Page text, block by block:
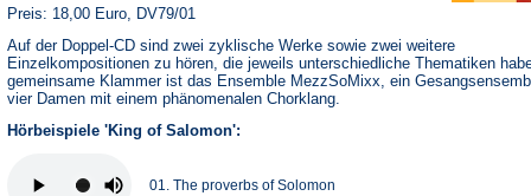
Preis: 18,00 Euro, DV79/01
Auf der Doppel-CD sind zwei zyklische Werke sowie zwei weitere
Einzelkompositionen zu hören, die jeweils unterschiedliche Thematiken
gemeinsame Klammer ist das Ensemble MezzSoMixx, ein
vier Damen mit einem phänomenalen Chorklang.
Hörbeispiele 'King of Salomon':
01. The proverbs of Solomon